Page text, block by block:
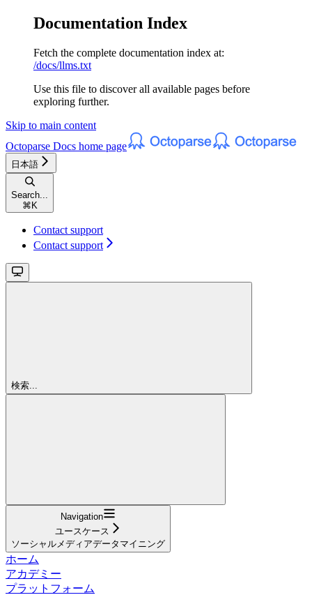
Documentation Index
Fetch the complete documentation index at:
/docs/llms.txt
Use this file to discover all available pages before
exploring further.
Skip to main content
Octoparse Docs home page
日本語
Search...
⌘ K
Contact support
Contact support
検索...
Navigation
ユースケース
ソーシャルメディアデータマイニング
ホーム
アカデミー
プラットフォーム